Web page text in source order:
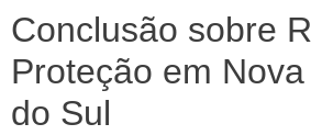
Conclusão sobre
Proteção em
do Sul